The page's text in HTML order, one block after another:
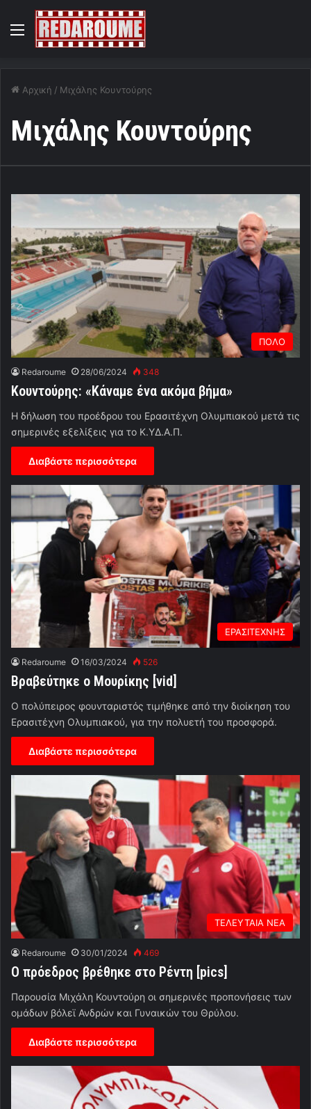
Menu
Αρχική / Μιχάλης Κουντούρης
Μιχάλης Κουντούρης
ΠΟΛΟ
Redaroume 28/06/2024 348
Κουντούρης: «Κάναμε ένα ακόμα βήμα»
Η δήλωση του προέδρου του Ερασιτέχνη Ολυμπιακού μετά τις
σημερινές εξελίξεις για το Κ.ΥΔ.Α.Π.
Διαβάστε περισσότερα
ΕΡΑΣΙΤΕΧΝΗΣ
Redaroume 16/03/2024 526
Βραβεύτηκε ο Μουρίκης [vid]
Ο πολύπειρος φουνταριστός τιμήθηκε από την διοίκηση του
Ερασιτέχνη Ολυμπιακού, για την πολυετή του προσφορά.
Διαβάστε περισσότερα
ΤΕΛΕΥΤΑΙΑ ΝΕΑ
Redaroume 30/01/2024 469
Ο πρόεδρος βρέθηκε στο Ρέντη [pics]
Παρουσία Μιχάλη Κουντούρη οι σημερινές προπονήσεις των
ομάδων βόλεϊ Ανδρών και Γυναικών του Θρύλου.
Διαβάστε περισσότερα